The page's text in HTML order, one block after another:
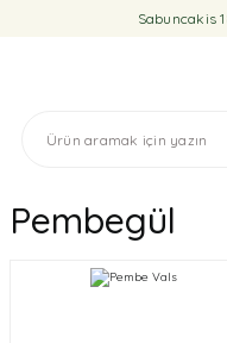
Sabuncakis
Pembegül